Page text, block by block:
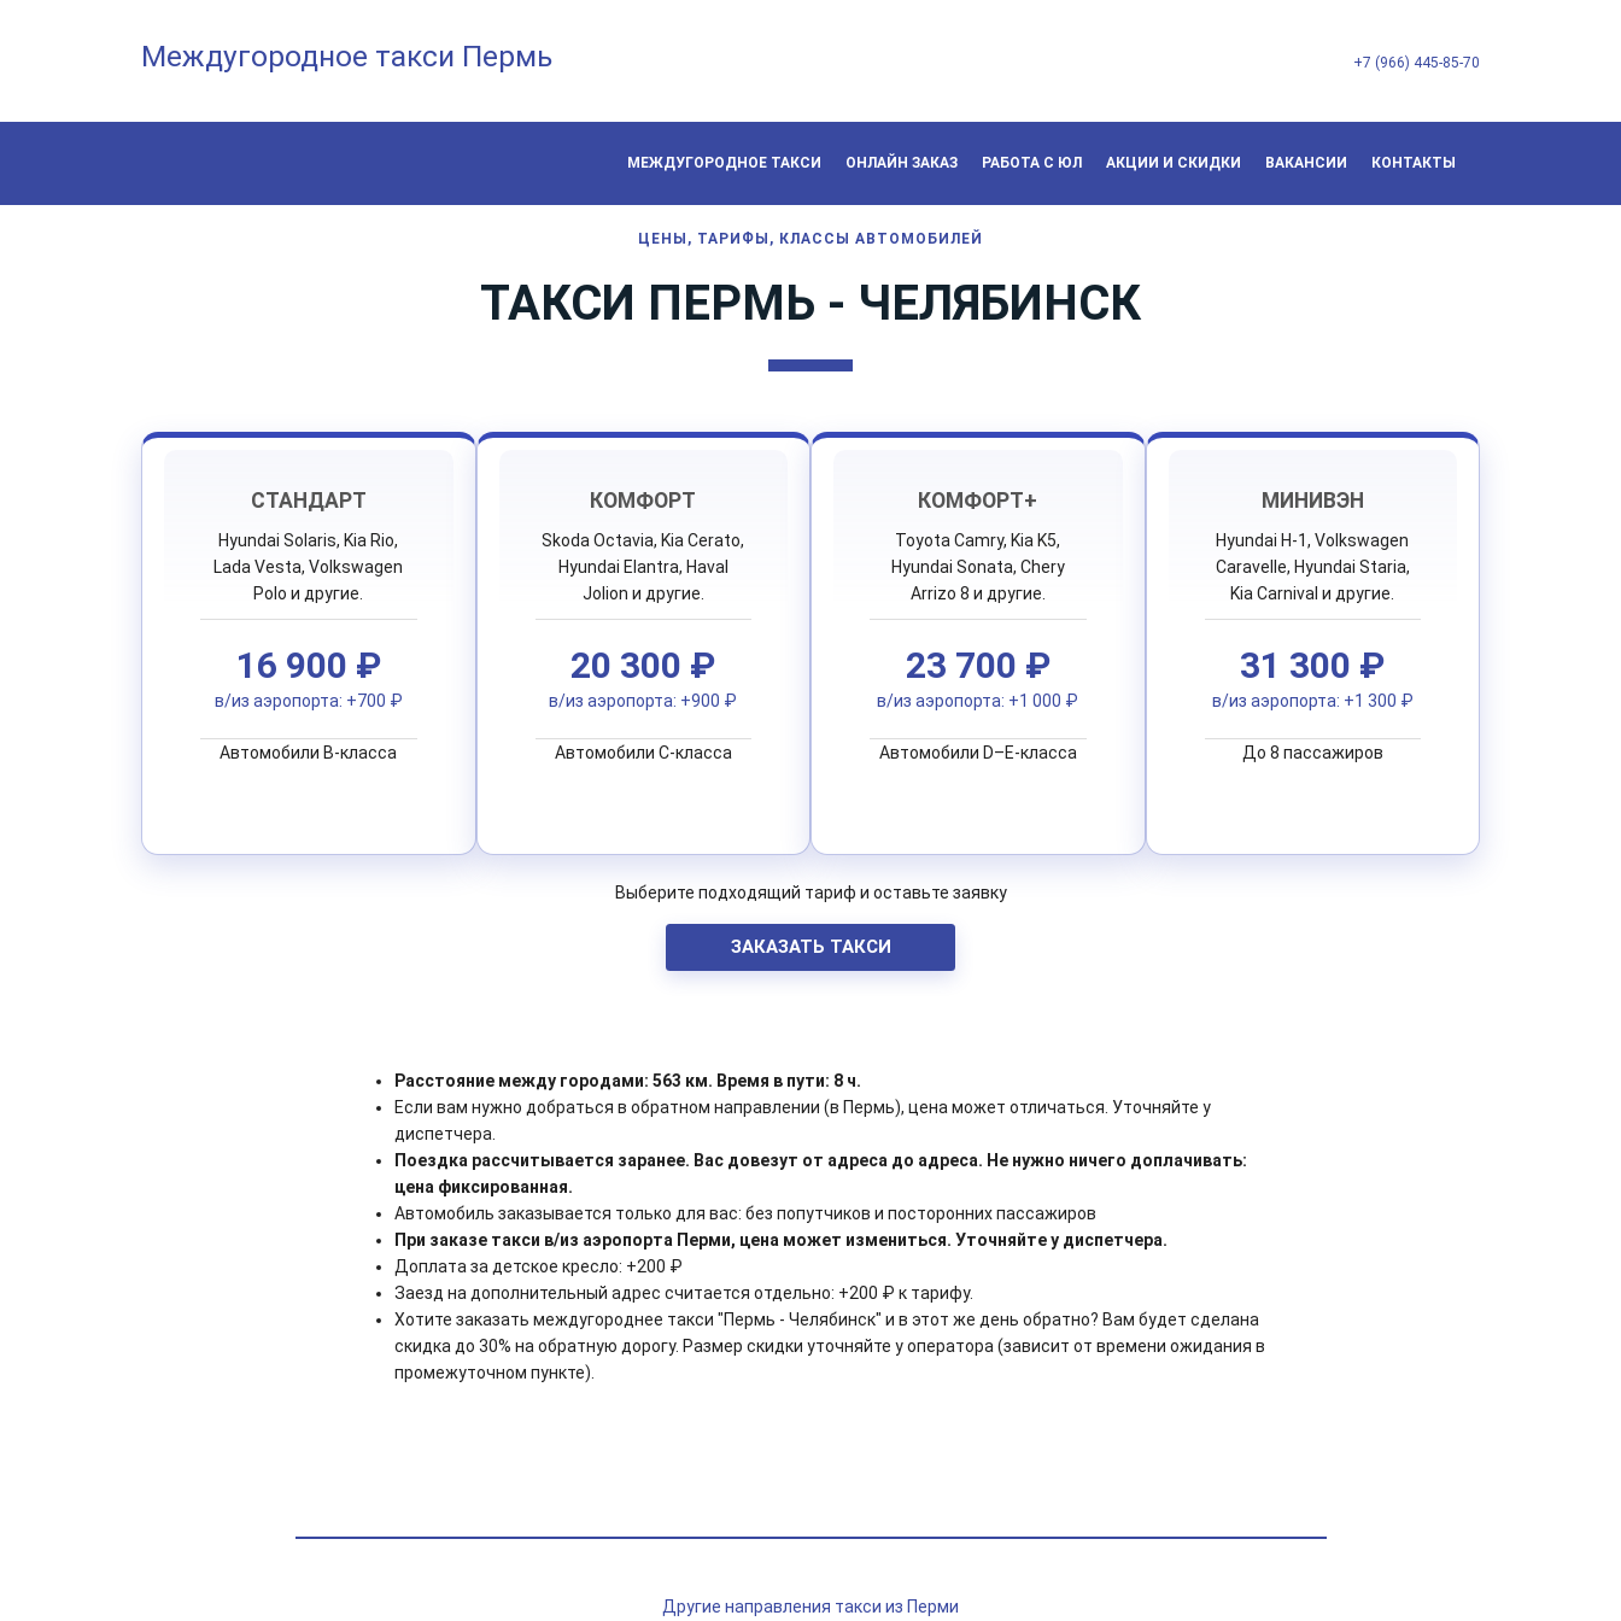
Междугородное такси Пермь +7 (966) 445-85-70
МЕЖДУГОРОДНОЕ ТАКСИ ОНЛАЙН ЗАКАЗ РАБОТА С ЮЛ АКЦИИ И СКИДКИ ВАКАНСИИ КОНТАКТЫ
ЦЕНЫ, ТАРИФЫ, КЛАССЫ АВТОМОБИЛЕЙ
ТАКСИ ПЕРМЬ - ЧЕЛЯБИНСК
СТАНДАРТ
Hyundai Solaris, Kia Rio,
Lada Vesta, Volkswagen
Polo и другие.
16 900 ₽
в/из аэропорта: +700 ₽
Автомобили B-класса
КОМФОРТ
Skoda Octavia, Kia Cerato,
Hyundai Elantra, Haval
Jolion и другие.
20 300 ₽
в/из аэропорта: +900 ₽
Автомобили C-класса
КОМФОРТ+
Toyota Camry, Kia K5,
Hyundai Sonata, Chery
Arrizo 8 и другие.
23 700 ₽
в/из аэропорта: +1 000 ₽
Автомобили D–E-класса
МИНИВЭН
Hyundai H-1, Volkswagen
Caravelle, Hyundai Staria,
Kia Carnival и другие.
31 300 ₽
в/из аэропорта: +1 300 ₽
До 8 пассажиров
Выберите подходящий тариф и оставьте заявку
ЗАКАЗАТЬ ТАКСИ
Расстояние между городами: 563 км. Время в пути: 8 ч.
Если вам нужно добраться в обратном направлении (в Пермь), цена может отличаться. Уточняйте у
диспетчера.
Поездка рассчитывается заранее. Вас довезут от адреса до адреса. Не нужно ничего доплачивать:
цена фиксированная.
Автомобиль заказывается только для вас: без попутчиков и посторонних пассажиров
При заказе такси в/из аэропорта Перми, цена может измениться. Уточняйте у диспетчера.
Доплата за детское кресло: +200 ₽
Заезд на дополнительный адрес считается отдельно: +200 ₽ к тарифу.
Хотите заказать междугороднее такси "Пермь - Челябинск" и в этот же день обратно? Вам будет сделана
скидка до 30% на обратную дорогу. Размер скидки уточняйте у оператора (зависит от времени ожидания в
промежуточном пункте).
Другие направления такси из Перми